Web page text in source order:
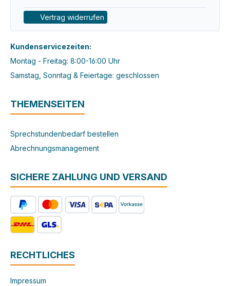
Vertrag widerrufen
Kundenservicezeiten:
Montag - Freitag: 8:00-16:00 Uhr
Samstag, Sonntag & Feiertage: geschlossen
THEMENSEITEN
Sprechstundenbedarf bestellen
Abrechnungsmanagement
SICHERE ZAHLUNG UND VERSAND
RECHTLICHES
Impressum